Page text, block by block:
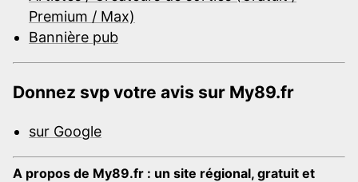
Premium / Max)
Bannière pub
Donnez svp votre avis sur My89.fr
sur Google
A propos de My89.fr : un site régional, gratuit et